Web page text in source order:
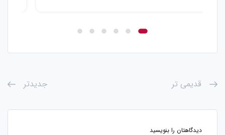
قدیمی تر جدیدتر
دیدگاهتان را بنویسید